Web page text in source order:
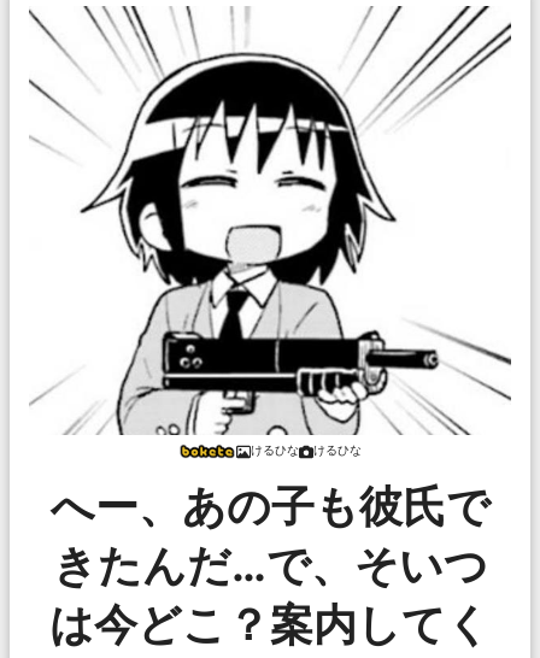
けるひな けるひな
へー、あの子も彼氏で
きたんだ…で、そいつ
は今どこ？案内してく